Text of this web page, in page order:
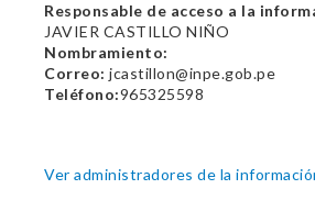
Responsable de acceso a la
JAVIER CASTILLO NIÑO
Nombramiento:
Correo: jcastillon@inpe.gob.pe
Teléfono:965325598
Ver administradores de la